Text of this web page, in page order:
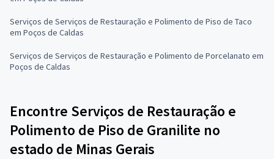
Serviços de Serviços de Restauração e Polimento de Piso de Taco
em Poços de Caldas
Serviços de Serviços de Restauração e Polimento de Porcelanato em
Poços de Caldas
Encontre Serviços de Restauração e
Polimento de Piso de Granilite no
estado de Minas Gerais